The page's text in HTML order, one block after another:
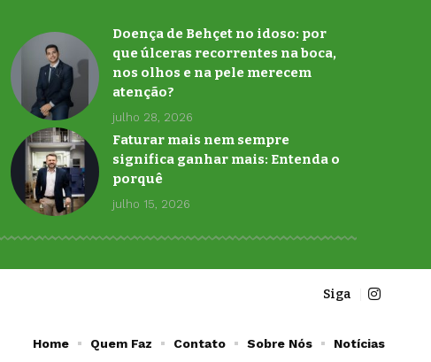
Doença de Behçet no idoso: por
que úlceras recorrentes na boca,
nos olhos e na pele merecem
atenção?
julho 28, 2026
Faturar mais nem sempre
significa ganhar mais: Entenda o
porquê
julho 15, 2026
Siga
Home Quem Faz Contato Sobre Nós Notícias